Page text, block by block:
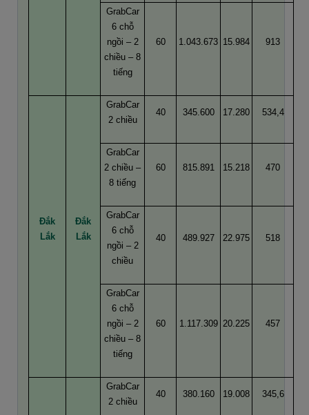
GrabCar
6 chỗ
ngồi – 2
chiều – 8
tiếng
60 1.043.673 15.984 913
Đắk
Lắk
Đắk
Lắk
GrabCar
2 chiều
40 345.600 17.280 534,4
GrabCar
2 chiều –
8 tiếng
60 815.891 15.218 470
GrabCar
6 chỗ
ngồi – 2
chiều
40 489.927 22.975 518
GrabCar
6 chỗ
ngồi – 2
chiều – 8
tiếng
60 1.117.309 20.225 457
GrabCar
2 chiều
40 380.160 19.008 345,6